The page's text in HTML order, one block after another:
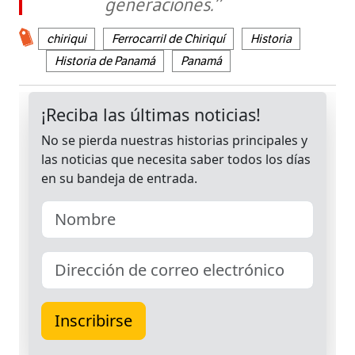
generaciones.”
chiriqui Ferrocarril de Chiriquí
Historia
Historia de Panamá
Panamá